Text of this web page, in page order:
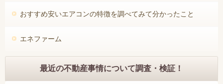
おすすめ安いエアコンの特徴を調べてみて分かったこと
エネファーム
最近の不動産事情について調査・検証！